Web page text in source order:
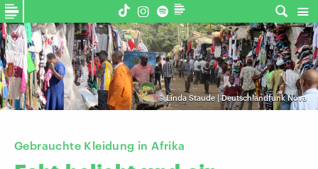
©Linda Staude | Deutschlandfunk Nova
Gebrauchte Kleidung in Afrika